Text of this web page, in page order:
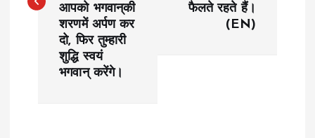
t
आपको भगवान्‌की
शरणमें अर्पण कर
दो, फिर तुम्हारी
शुद्धि स्वयं
भगवान् करेंगे।
फैलते रहते हैं।
(EN)